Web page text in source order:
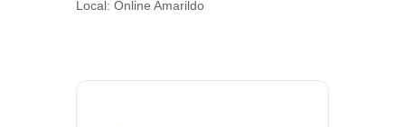
Local: Online Amarildo